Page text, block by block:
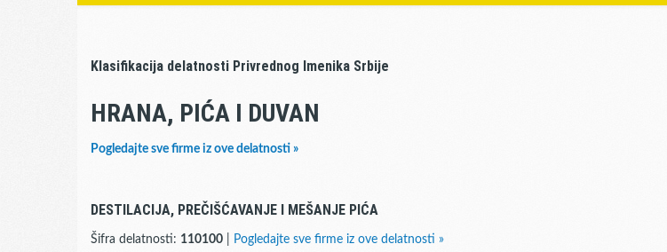
Klasifikacija delatnosti Privrednog Imenika Srbije
HRANA, PIĆA I DUVAN
Pogledajte sve firme iz ove delatnosti »
DESTILACIJA, PREČIŠĆAVANJE I MEŠANJE PIĆA
Šifra delatnosti: 110100 Pogledajte sve firme iz ove delatnosti »